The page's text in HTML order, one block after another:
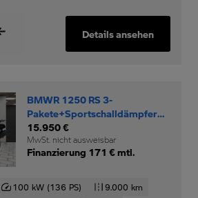
Details ansehen
BMWR 1250 RS 3-
Pakete+Sportschalldämpfer+Oil-
Incl.+
15.950 €
MwSt. nicht ausweisbar
Finanzierung 171 € mtl.
100 kW (136 PS)
9.000 km